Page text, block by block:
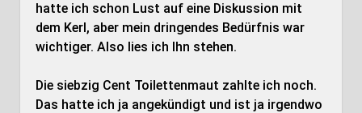
hatte ich schon Lust auf eine Diskussion mit
dem Kerl, aber mein dringendes Bedürfnis war
wichtiger. Also lies ich Ihn stehen.
Die siebzig Cent Toilettenmaut zahlte ich noch.
Das hatte ich ja angekündigt und ist ja irgendwo